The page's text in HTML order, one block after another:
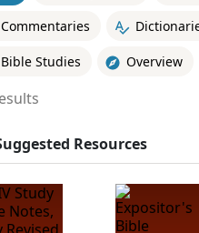
Commentaries
Bible Studies Overview
Resources